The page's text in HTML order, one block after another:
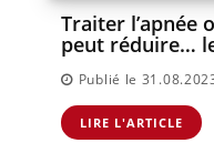
Traiter l’apnée
peut réduire…
Publié le
LIRE L'ARTICLE